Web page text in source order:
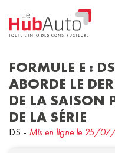
Concept
FORMULE E :
ABORDE LE
DE LA SAISON
DE LA SÉRIE
DS - Mis en ligne le 25/